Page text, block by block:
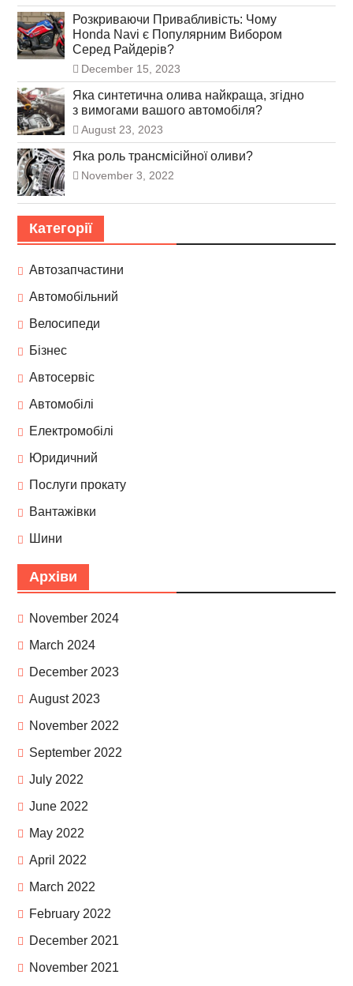
Розкриваючи Привабливість: Чому
Honda Navi є Популярним Вибором
Серед Райдерів?
December 15, 2023
Яка синтетична олива найкраща, згідно
з вимогами вашого автомобіля?
August 23, 2023
Яка роль трансмісійної оливи?
November 3, 2022
Категорії
Автозапчастини
Автомобільний
Велосипеди
Бізнес
Автосервіс
Автомобілі
Електромобілі
Юридичний
Послуги прокату
Вантажівки
Шини
Архіви
November 2024
March 2024
December 2023
August 2023
November 2022
September 2022
July 2022
June 2022
May 2022
April 2022
March 2022
February 2022
December 2021
November 2021